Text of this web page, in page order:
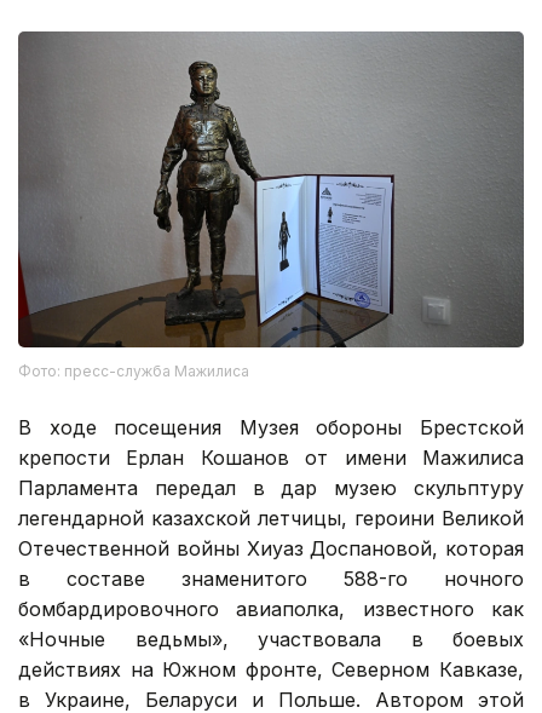
Фото: пресс-служба Мажилиса
В ходе посещения Музея обороны Брестской
крепости Ерлан Кошанов от имени Мажилиса
Парламента передал в дар музею скульптуру
легендарной казахской летчицы, героини Великой
Отечественной войны Хиуаз Доспановой, которая
в составе знаменитого 588-го ночного
бомбардировочного авиаполка, известного как
«Ночные ведьмы», участвовала в боевых
действиях на Южном фронте, Северном Кавказе,
в Украине, Беларуси и Польше. Автором этой